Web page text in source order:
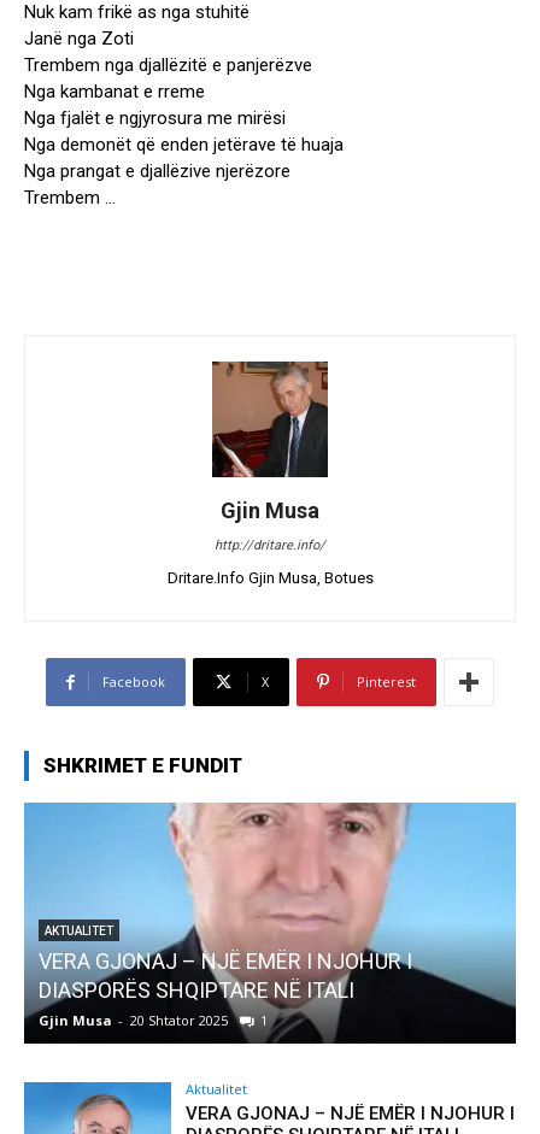
Nuk kam frikë as nga stuhitë
Janë nga Zoti
Trembem nga djallëzitë e panjerëzve
Nga kambanat e rreme
Nga fjalët e ngjyrosura me mirësi
Nga demonët që enden jetërave të huaja
Nga prangat e djallëzive njerëzore
Trembem …
Gjin Musa
http://dritare.info/
Dritare.Info Gjin Musa, Botues
Facebook X Pinterest
SHKRIMET E FUNDIT
AKTUALITET
Pregaditi Gjin Musa-Rome- Shtator 2025
Gjin Musa - 8 Shtator 2025
Aktualitet
VERA GJONAJ – NJË EMËR I NJOHUR I